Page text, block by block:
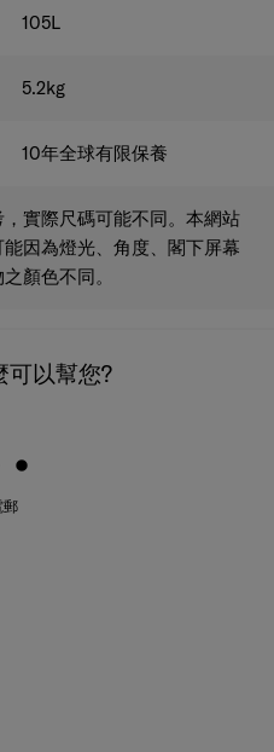
105L
5.2kg
10年全球有限保養
實際尺碼可能不同。本網站
因為燈光、角度、閣下屏幕
顏色不同。
可以幫您?
郵